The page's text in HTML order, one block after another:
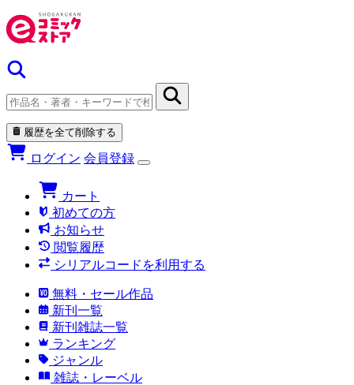
履歴を全て削除する
ログイン 会員登録
カート
初めての方
お知らせ
閲覧履歴
シリアルコードを利用する
無料・セール作品
新刊一覧
新刊雑誌一覧
ランキング
ジャンル
雑誌・レーベル